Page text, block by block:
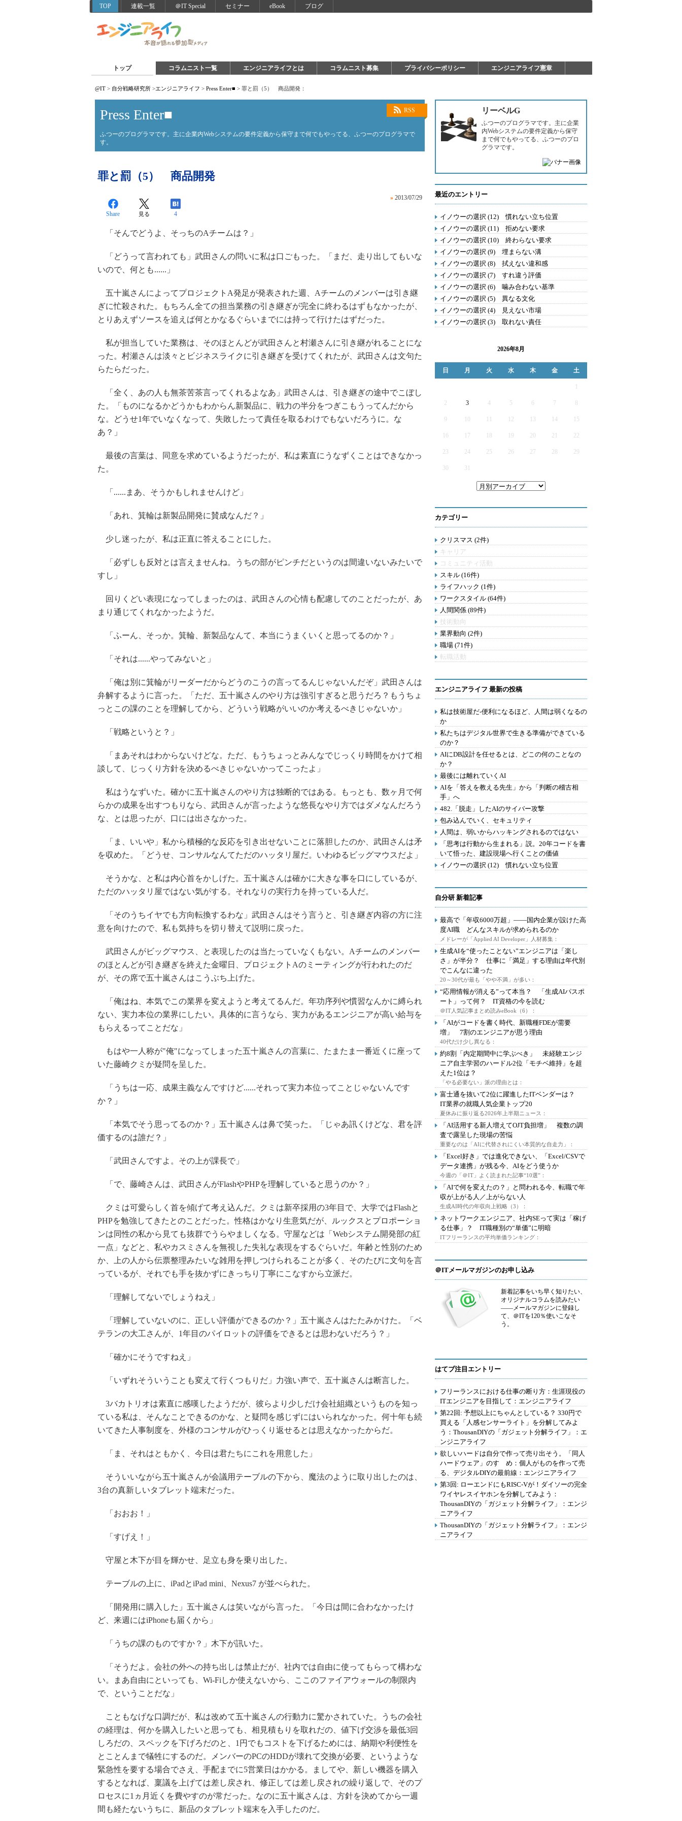
TOP 連載一覧 ＠IT Special セミナー eBook ブログ
トップ コラムニスト一覧 エンジニアライフとは コラムニスト募集 プライバシーポリシー エンジニアライフ憲章
@IT > 自分戦略研究所 >エンジニアライフ > Press Enter■ > 罪と罰（5） 商品開発：
RSS
Press Enter■
ふつーのプログラマです。主に企業内Webシステムの要件定義から保守まで何でもやってる、ふつーのプログラマで
す。
罪と罰（5） 商品開発
» 2013/07/29
Share 見る 4
「そんでどうよ、そっちのAチームは？」
「どうって言われても」武田さんの問いに私は口ごもった。「まだ、走り出してもいな
いので、何とも......」
五十嵐さんによってプロジェクトA発足が発表された週、Aチームのメンバーは引き継
ぎに忙殺された。もちろん全ての担当業務の引き継ぎが完全に終わるはずもなかったが、
とりあえずソースを追えば何とかなるぐらいまでには持って行けたはずだった。
私が担当していた業務は、そのほとんどが武田さんと村瀬さんに引き継がれることにな
った。村瀬さんは淡々とビジネスライクに引き継ぎを受けてくれたが、武田さんは文句た
らたらだった。
「全く、あの人も無茶苦茶言ってくれるよなあ」武田さんは、引き継ぎの途中でこぼし
た。「ものになるかどうかもわからん新製品に、戦力の半分をつぎこもうってんだから
な。どうせ1年でいなくなって、失敗したって責任を取るわけでもないだろうに。な
あ？」
最後の言葉は、同意を求めているようだったが、私は素直にうなずくことはできなかっ
た。
「......まあ、そうかもしれませんけど」
「あれ、箕輪は新製品開発に賛成なんだ？」
少し迷ったが、私は正直に答えることにした。
「必ずしも反対とは言えませんね。うちの部がピンチだというのは間違いないみたいで
すし」
回りくどい表現になってしまったのは、武田さんの心情も配慮してのことだったが、あ
まり通じてくれなかったようだ。
「ふーん、そっか。箕輪、新製品なんて、本当にうまくいくと思ってるのか？」
「それは......やってみないと」
「俺は別に箕輪がリーダーだからどうのこうの言ってるんじゃないんだぞ」武田さんは
弁解するように言った。「ただ、五十嵐さんのやり方は強引すぎると思うだろ？もうちょ
っとこの課のことを理解してから、どういう戦略がいいのか考えるべきじゃないか」
「戦略というと？」
「まあそれはわからないけどな。ただ、もうちょっとみんなでじっくり時間をかけて相
談して、じっくり方針を決めるべきじゃないかってこったよ」
私はうなずいた。確かに五十嵐さんのやり方は独断的ではある。もっとも、数ヶ月で何
らかの成果を出すつもりなら、武田さんが言ったような悠長なやり方ではダメなんだろう
な、とは思ったが、口には出さなかった。
「ま、いいや」私から積極的な反応を引き出せないことに落胆したのか、武田さんは矛
を収めた。「どうせ、コンサルなんてただのハッタリ屋だ。いわゆるビッグマウスだよ」
そうかな、と私は内心首をかしげた。五十嵐さんは確かに大きな事を口にしているが、
ただのハッタリ屋ではない気がする。それなりの実行力を持っている人だ。
「そのうちイヤでも方向転換するわな」武田さんはそう言うと、引き継ぎ内容の方に注
意を向けたので、私も気持ちを切り替えて説明に戻った。
武田さんがビッグマウス、と表現したのは当たっていなくもない。Aチームのメンバー
のほとんどが引き継ぎを終えた金曜日、プロジェクトAのミーティングが行われたのだ
が、その席で五十嵐さんはこうぶち上げた。
「俺はね、本気でこの業界を変えようと考えてるんだ。年功序列や慣習なんかに縛られ
ない、実力本位の業界にしたい。具体的に言うなら、実力があるエンジニアが高い給与を
もらえるってことだな」
もはや一人称が"俺"になってしまった五十嵐さんの言葉に、たまたま一番近くに座って
いた藤崎クミが疑問を呈した。
「うちは一応、成果主義なんですけど......それって実力本位ってことじゃないんです
か？」
「本気でそう思ってるのか？」五十嵐さんは鼻で笑った。「じゃあ訊くけどな、君を評
価するのは誰だ？」
「武田さんですよ。その上が課長で」
「で、藤崎さんは、武田さんがFlashやPHPを理解していると思うのか？」
クミは可愛らしく首を傾げて考え込んだ。クミは新卒採用の3年目で、大学ではFlashと
PHPを勉強してきたとのことだった。性格はかなり生意気だが、ルックスとプロポーショ
ンは同性の私から見ても抜群でうらやましくなる。守屋などは「Webシステム開発部の紅
一点」などと、私やカスミさんを無視した失礼な表現をするぐらいだ。年齢と性別のため
か、上の人から伝票整理みたいな雑用を押しつけられることが多く、そのたびに文句を言
っているが、それでも手を抜かずにきっちり丁寧にこなすから立派だ。
「理解してないでしょうねえ」
「理解していないのに、正しい評価ができるのか？」五十嵐さんはたたみかけた。「ベ
テランの大工さんが、1年目のパイロットの評価をできるとは思わないだろう？」
「確かにそうですねえ」
「いずれそういうことも変えて行くつもりだ」力強い声で、五十嵐さんは断言した。
3バカトリオは素直に感嘆したようだが、彼らより少しだけ会社組織というものを知っ
ている私は、そんなことできるのかな、と疑問を感じずにはいられなかった。何十年も続
いてきた人事制度を、外様のコンサルがひっくり返せるとは思えなかったからだ。
「ま、それはともかく、今日は君たちにこれを用意した」
そういいながら五十嵐さんが会議用テーブルの下から、魔法のように取り出したのは、
3台の真新しいタブレット端末だった。
「おおお！」
「すげえ！」
守屋と木下が目を輝かせ、足立も身を乗り出した。
テーブルの上に、iPadとiPad mini、Nexus7 が並べられた。
「開発用に購入した」五十嵐さんは笑いながら言った。「今日は間に合わなかったけ
ど、来週にはiPhoneも届くから」
「うちの課のものですか？」木下が訊いた。
「そうだよ。会社の外への持ち出しは禁止だが、社内では自由に使ってもらって構わな
い。まあ自由にといっても、Wi-Fiしか使えないから、ここのファイアウォールの制限内
で、ということだな」
こともなげな口調だが、私は改めて五十嵐さんの行動力に驚かされていた。うちの会社
の経理は、何かを購入したいと思っても、相見積もりを取れだの、値下げ交渉を最低3回
しろだの、スペックを下げろだのと、1円でもコストを下げるためには、納期や利便性を
とことんまで犠牲にするのだ。メンバーのPCのHDDが壊れて交換が必要、というような
緊急性を要する場合でさえ、手配までに5営業日はかかる。ましてや、新しい機器を購入
するとなれば、稟議を上げては差し戻され、修正しては差し戻されの繰り返しで、そのプ
ロセスに1ヵ月近くを費やすのが常だった。なのに五十嵐さんは、方針を決めてから一週
間も経たないうちに、新品のタブレット端末を入手したのだ。
リーベルG
ふつーのプログラマです。主に企業
内Webシステムの要件定義から保守
まで何でもやってる、ふつーのプロ
グラマです。
最近のエントリー
イノウーの選択 (12) 慣れない立ち位置
イノウーの選択 (11) 拒めない要求
イノウーの選択 (10) 終わらない要求
イノウーの選択 (9) 埋まらない溝
イノウーの選択 (8) 拭えない違和感
イノウーの選択 (7) すれ違う評価
イノウーの選択 (6) 噛み合わない基準
イノウーの選択 (5) 異なる文化
イノウーの選択 (4) 見えない市場
イノウーの選択 (3) 取れない責任
2026年8月
日 月 火 水 木 金 土
2 3 4 5 6 7
9 12 13 14 15
16 17 19 20 21 22
23 24 25 26 27 28 29
30 31
カテゴリー
クリスマス (2件)
キャリア
コミュニティ活動
スキル (16件)
ライフハック (1件)
ワークスタイル (64件)
人間関係 (89件)
技術動向
業界動向 (2件)
職場 (71件)
転職活動
エンジニアライフ 最新の投稿
私は技術屋だ-便利になるほど、人間は弱くなるの
か
私たちはデジタル世界で生きる準備ができている
のか？
AIにDB設計を任せるとは、どこの何のことなの
か？
最後には離れていくAI
AIを「答えを教える先生」から「判断の稽古相
手」へ
482.「脱走」したAIのサイバー攻撃
包み込んでいく、セキュリティ
人間は、弱いからハッキングされるのではない
「思考は行動から生まれる」説。20年コードを書
いて悟った、建設現場へ行くことの価値
イノウーの選択 (12) 慣れない立ち位置
自分研 新着記事
最高で「年収6000万超」――国内企業が設けた高
度AI職 どんなスキルが求められるのか
メドレーが「Applied AI Developer」人材募集：
生成AIを“使ったことない”エンジニアは「楽し
さ」が半分？ 仕事に「満足」する理由は年代別
でこんなに違った
20～30代が最も「やや不満」が多い：
“応用情報が消える”って本当？ 「生成AIパスポ
ート」って何？ IT資格の今を読む
＠IT人気記事まとめ読みeBook（6）：
「AIがコードを書く時代、新職種FDEが需要
増」 7割のエンジニアが思う理由
40代だけ少し異なる：
約8割「内定期間中に学ぶべき」 未経験エンジ
ニア自主学習のハードル2位「モチベ維持」を超
えた1位は？
「やる必要ない」派の理由とは：
富士通を抜いて2位に躍進したITベンダーは？
IT業界の就職人気企業トップ20
夏休みに振り返る2026年上半期ニュース：
「AI活用する新人増えてOJT負担増」 複数の調
査で露呈した現場の苦悩
重要なのは「AIに代替されにくい本質的な自走力」：
「Excel好き」では進化できない、「Excel/CSVで
データ連携」が残る今、AIをどう使うか
今週の「＠IT」よく読まれた記事“10選”：
「AIで何を変えたの？」と問われる今、転職で年
収が上がる人／上がらない人
生成AI時代の年収向上戦略（3）：
ネットワークエンジニア、社内SEって実は「稼げ
る仕事」？ IT職種別の“単価”に明暗
ITフリーランスの平均単価ランキング：
＠ITメールマガジンのお申し込み
新着記事をいち早く知りたい、
オリジナルコラムを読みたい
――メールマガジンに登録し
て、＠ITを120％使いこなそ
う。
はてブ注目エントリー
フリーランスにおける仕事の断り方：生涯現役の
ITエンジニアを目指して：エンジニアライフ
第22回: 予想以上にちゃんとしている？ 330円で
買える「人感センサーライト」を分解してみよ
う：ThousanDIYの「ガジェット分解ライフ」：エ
ンジニアライフ
欲しいハードは自分で作って売り出そう。「同人
ハードウェア」のすゝめ：個人がものを作って売
る、デジタルDIYの最前線：エンジニアライフ
第3回: ローエンドにもRISC-Vが！ダイソーの完全
ワイヤレスイヤホンを分解してみよう：
ThousanDIYの「ガジェット分解ライフ」：エンジ
ニアライフ
ThousanDIYの「ガジェット分解ライフ」：エンジ
ニアライフ